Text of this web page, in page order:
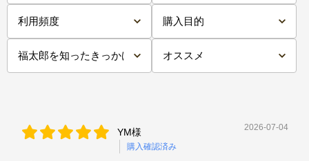
YM様
購入確認済み
2026-07-04